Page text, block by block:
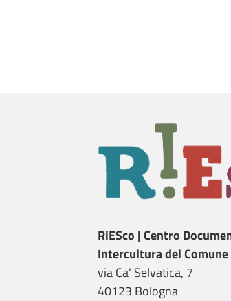
RiESco | Centro
Intercultura del
via Ca' Selvatica, 7
40123 Bologna